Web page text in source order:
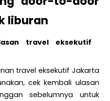
liburan
travel eksekutif
travel eksekutif Jakarta
cek kembali ulasan
sebelumnya untuk